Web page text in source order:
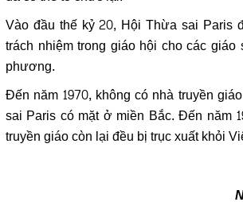
Vào đầu thế kỷ 20, Hội Thừa sai Paris
trách nhiệm trong giáo hội cho các
phương.
Đến năm 1970, không có nhà truyền
sai Paris có mặt ở miền Bắc. Đến năm
truyền giáo còn lại đều bị trục xuất khỏi